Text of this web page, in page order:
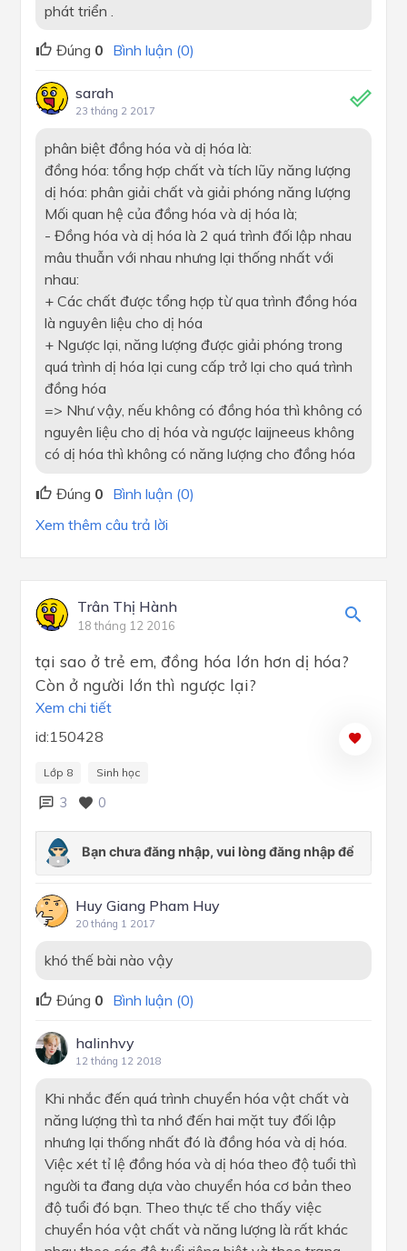
phát triển .
Đúng 0 Bình luận (0)
sarah
23 tháng 2 2017
phân biệt đồng hóa và dị hóa là:
đồng hóa: tổng hợp chất và tích lũy năng lượng
dị hóa: phân giải chất và giải phóng năng lượng
Mối quan hệ của đồng hóa và dị hóa là;
- Đồng hóa và dị hóa là 2 quá trình đối lập nhau
mâu thuẫn với nhau nhưng lại thống nhất với
nhau:
+ Các chất được tổng hợp từ qua trình đồng hóa
là nguyên liệu cho dị hóa
+ Ngược lại, năng lượng được giải phóng trong
quá trình dị hóa lại cung cấp trở lại cho quá trình
đồng hóa
=> Như vậy, nếu không có đồng hóa thì không có
nguyên liệu cho dị hóa và ngược laijneeus không
có dị hóa thì không có năng lượng cho đồng hóa
Đúng 0 Bình luận (0)
Xem thêm câu trả lời
Trân Thị Hành
18 tháng 12 2016
tại sao ở trẻ em, đồng hóa lớn hơn dị hóa?
Còn ở người lớn thì ngược lại?
Xem chi tiết
id:150428
Lớp 8 Sinh học
3 0
Huy Giang Pham Huy
20 tháng 1 2017
khó thế bài nào vậy
Đúng 0 Bình luận (0)
halinhvy
12 tháng 12 2018
Khi nhắc đến quá trình chuyển hóa vật chất và
năng lượng thì ta nhớ đến hai mặt tuy đối lập
nhưng lại thống nhất đó là đồng hóa và dị hóa.
Việc xét tỉ lệ đồng hóa và dị hóa theo độ tuổi thì
người ta đang dựa vào chuyển hóa cơ bản theo
độ tuổi đó bạn. Theo thực tế cho thấy việc
chuyển hóa vật chất và năng lượng là rất khác